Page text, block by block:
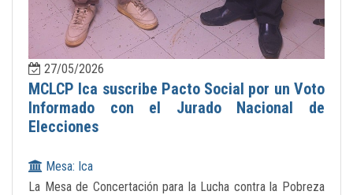
27/05/2026
MCLCP Ica suscribe Pacto Social por un Voto
Informado con el Jurado Nacional de
Elecciones
Mesa: Ica
La Mesa de Concertación para la Lucha contra la Pobreza